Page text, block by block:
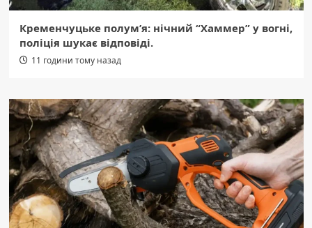
Кременчуцьке полум’я: нічний “Хаммер” у вогні,
поліція шукає відповіді.
11 години тому назад